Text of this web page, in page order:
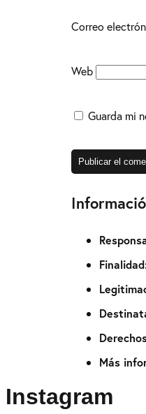
Correo
Web
Guarda mi
Más
Instagram